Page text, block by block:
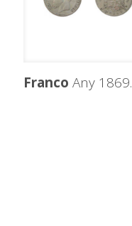
Franco Any 1869.